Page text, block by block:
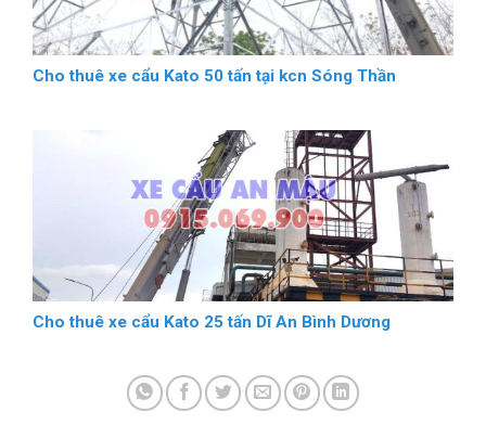
Cho thuê xe cẩu Kato 50 tấn tại kcn Sóng Thần
Cho thuê xe cẩu Kato 25 tấn Dĩ An Bình Dương